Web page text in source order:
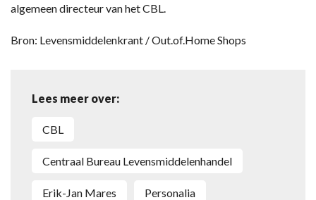
algemeen directeur van het CBL.
Bron: Levensmiddelenkrant / Out.of.Home Shops
Lees meer over:
CBL
Centraal Bureau Levensmiddelenhandel
Erik-Jan Mares personalia